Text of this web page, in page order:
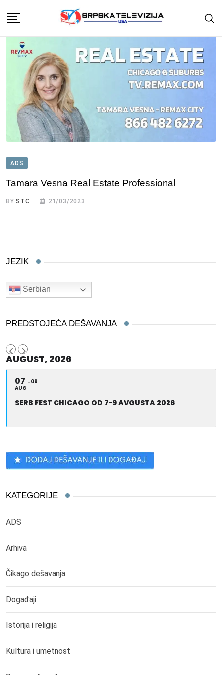
content
ADS
Tamara Vesna Real Estate Professional
BYSTC 21/03/2023
JEZIK
Serbian
PREDSTOJEĆA DEŠAVANJA
AUGUST, 2026
07
AUG
09
SERB FEST CHICAGO OD 7-9 AVGUSTA 2026
KATEGORIJE
ADS
Arhiva
Čikago dešavanja
Događaji
Istorija i religija
Kultura i umetnost